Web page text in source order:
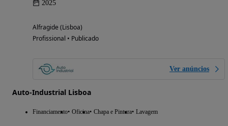
2025
Alfragide (Lisboa)
Profissional • Publicado
Ver anúncios
Auto-Industrial Lisboa
Financiamento Oficina Chapa e Pintura Lavagem